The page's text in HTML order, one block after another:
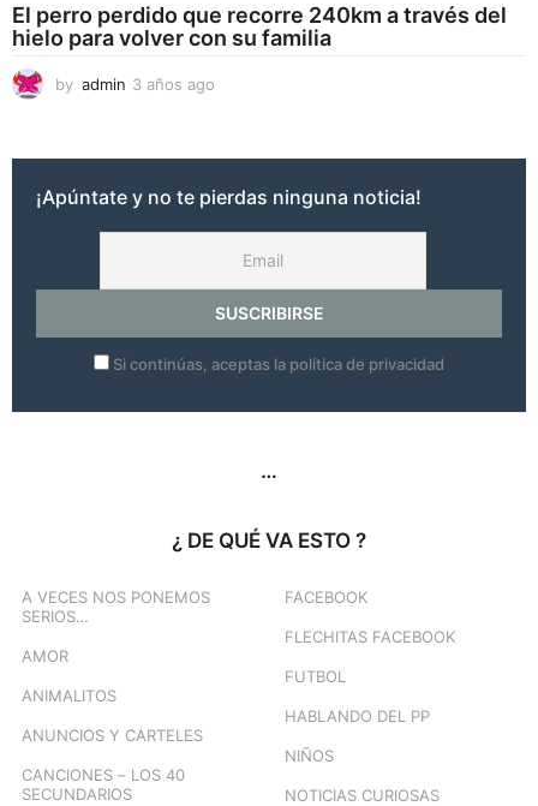
El perro perdido que recorre 240km a través del
hielo para volver con su familia
by admin 3 años ago
a
¡Apúntate y no te pierdas ninguna noticia!
Si continúas, aceptas la política de privacidad
…
¿ DE QUÉ VA ESTO ?
A VECES NOS PONEMOS
SERIOS…
AMOR
ANIMALITOS
ANUNCIOS Y CARTELES
CANCIONES – LOS 40
SECUNDARIOS
FACEBOOK
FLECHITAS FACEBOOK
FUTBOL
HABLANDO DEL PP
NIÑOS
NOTICIAS CURIOSAS